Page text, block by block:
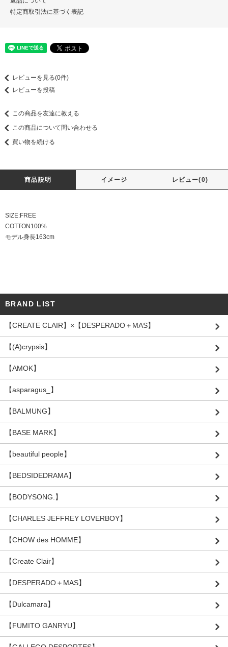
特定商取引法に基づく表記
レビューを見る(0件)
レビューを投稿
この商品を友達に教える
この商品について問い合わせる
買い物を続ける
商品説明 イメージ レビュー(0)
SIZE:FREE
COTTON100%
モデル身長163cm
BRAND LIST
【CREATE CLAIR】×【DESPERADO＋MAS】
【(A)crypsis】
【AMOK】
【asparagus_】
【BALMUNG】
【BASE MARK】
【beautiful people】
【BEDSIDEDRAMA】
【BODYSONG.】
【CHARLES JEFFREY LOVERBOY】
【CHOW des HOMME】
【Create Clair】
【DESPERADO＋MAS】
【Dulcamara】
【FUMITO GANRYU】